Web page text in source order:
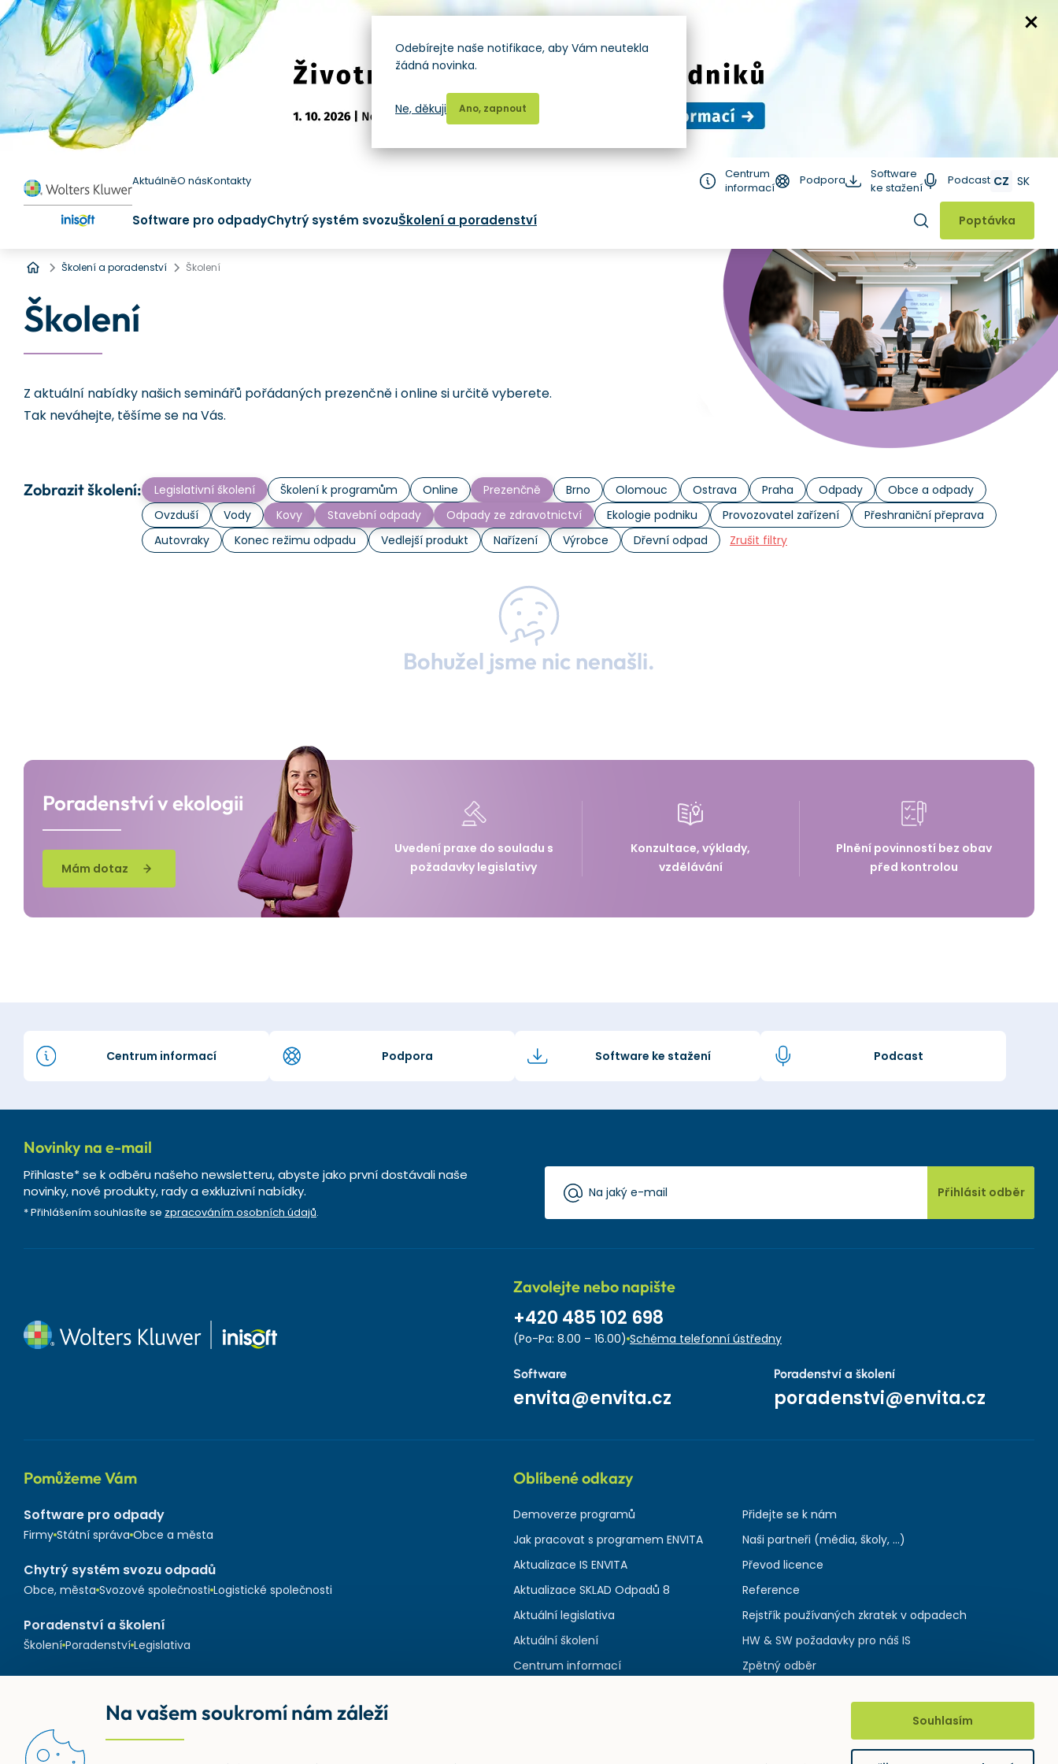
AktuálněO násKontakty
Centrum
informací
Podpora
Software
ke stažení
Podcast CZ SK
Software pro odpadyChytrý systém svozuŠkolení a poradenství Hledat
Poptávka
Úvod
Školení a poradenství Školení
Školení
Z aktuální nabídky našich seminářů pořádaných prezenčně i online si určitě vyberete.
Tak neváhejte, těšíme se na Vás.
Zobrazit školení: Legislativní školení Školení k programům Online Prezenčně Brno Olomouc Ostrava Praha Odpady
Obce a odpady
Ovzduší
Vody Kovy Stavební odpady Odpady ze zdravotnictví Ekologie podniku Provozovatel zařízení
Přeshraniční přeprava
Autovraky
Konec režimu odpadu Vedlejší produkt Nařízení Výrobce Dřevní odpad Zrušit filtry
Bohužel jsme nic nenašli.
Poradenství v ekologii
Mám dotaz
Uvedení praxe do souladu s
požadavky legislativy
Konzultace, výklady,
vzdělávání
Plnění povinností bez obav
před kontrolou
Centrum informací Podpora Software ke stažení Podcast
Novinky na e-mail
Přihlaste* se k odběru našeho newsletteru, abyste jako první dostávali naše
novinky, nové produkty, rady a exkluzivní nabídky.
* Přihlášením souhlasíte se zpracováním osobních údajů.
Přihlásit odběr
Zavolejte nebo napište
+420 485 102 698
(Po-Pa: 8.00 – 16.00) Schéma telefonní ústředny
Software
envita@envita.cz
Poradenství a školení
poradenstvi@envita.cz
Pomůžeme Vám
Software pro odpady
Firmy Státní správa Obce a města
Chytrý systém svozu odpadů
Obce, města Svozové společnosti Logistické společnosti
Poradenství a školení
Školení Poradenství Legislativa
Oblíbené odkazy
Demoverze programů
Jak pracovat s programem ENVITA
Aktualizace IS ENVITA
Aktualizace SKLAD Odpadů 8
Aktuální legislativa
Aktuální školení
Centrum informací
Přidejte se k nám
Naši partneři (média, školy, ...)
Převod licence
Reference
Rejstřík používaných zkratek v odpadech
HW & SW požadavky pro náš IS
Zpětný odběr
Odebírejte naše notifikace, aby Vám neutekla
žádná novinka.
Ano, zapnout
Ne, děkuji
Na vašem soukromí nám záleží Souhlasím